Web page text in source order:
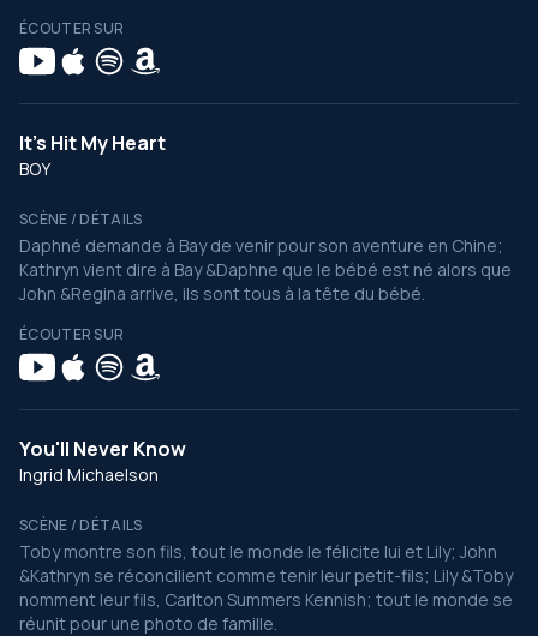
ÉCOUTER SUR
It's Hit My Heart
BOY
SCÈNE / DÉTAILS
Daphné demande à Bay de venir pour son aventure en Chine;
Kathryn vient dire à Bay &Daphne que le bébé est né alors que
John &Regina arrive, ils sont tous à la tête du bébé.
ÉCOUTER SUR
You'll Never Know
Ingrid Michaelson
SCÈNE / DÉTAILS
Toby montre son fils, tout le monde le félicite lui et Lily; John
&Kathryn se réconcilient comme tenir leur petit-fils; Lily &Toby
nomment leur fils, Carlton Summers Kennish; tout le monde se
réunit pour une photo de famille.